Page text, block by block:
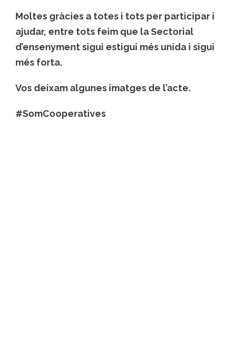
Moltes gràcies a totes i tots per participar i
ajudar, entre tots feim que la Sectorial
d’ensenyment sigui estigui més unida i sigui
més forta.
Vos deixam algunes imatges de l’acte.
#SomCooperatives